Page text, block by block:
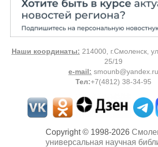
Наши координаты: 214000, г.Смоленск,
25/19
e-mail: smounb@yandex.ru
Тел:+7(4812) 38-34-95
Copyright © 1998-2026
универсальная научная